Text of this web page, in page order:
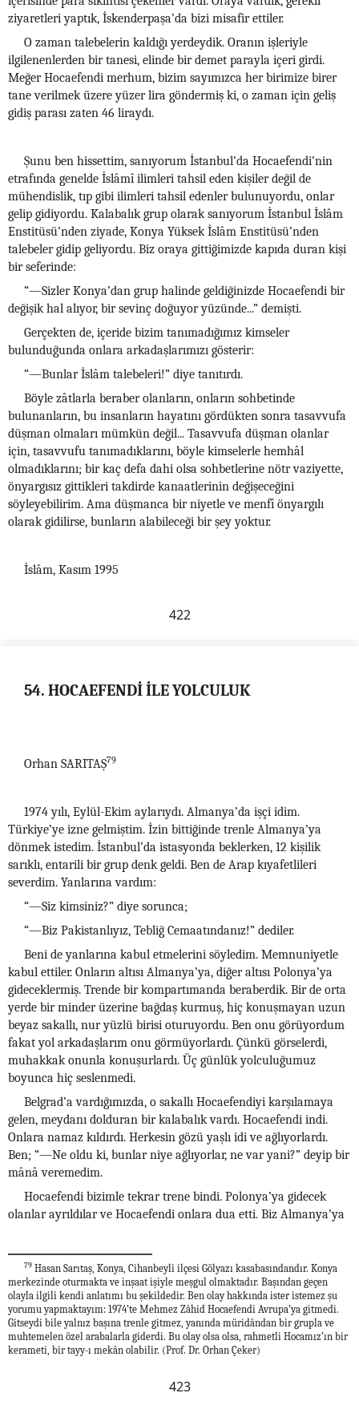
ziyaretleri yaptık, İskenderpaşa’da bizi misafir ettiler.
O zaman talebelerin kaldığı yerdeydik. Oranın işleriyle
ilgilenenlerden bir tanesi, elinde bir demet parayla içeri girdi.
Meğer Hocaefendi merhum, bizim sayımızca her birimize birer
tane verilmek üzere yüzer lira göndermiş ki, o zaman için geliş
gidiş parası zaten 46 liraydı.
Şunu ben hissettim, sanıyorum İstanbul’da Hocaefendi’nin
etrafında genelde İslâmî ilimleri tahsil eden kişiler değil de
mühendislik, tıp gibi ilimleri tahsil edenler bulunuyordu, onlar
gelip gidiyordu. Kalabalık grup olarak sanıyorum İstanbul İslâm
Enstitüsü’nden ziyade, Konya Yüksek İslâm Enstitüsü’nden
talebeler gidip geliyordu. Biz oraya gittiğimizde kapıda duran kişi
bir seferinde:
“—Sizler Konya’dan grup halinde geldiğinizde Hocaefendi bir
değişik hal alıyor, bir sevinç doğuyor yüzünde...” demişti.
Gerçekten de, içeride bizim tanımadığımız kimseler
bulunduğunda onlara arkadaşlarımızı gösterir:
“—Bunlar İslâm talebeleri!” diye tanıtırdı.
Böyle zâtlarla beraber olanların, onların sohbetinde
bulunanların, bu insanların hayatını gördükten sonra tasavvufa
düşman olmaları mümkün değil... Tasavvufa düşman olanlar
için, tasavvufu tanımadıklarını, böyle kimselerle hemhâl
olmadıklarını; bir kaç defa dahi olsa sohbetlerine nötr vaziyette,
önyargısız gittikleri takdirde kanaatlerinin değişeceğini
söyleyebilirim. Ama düşmanca bir niyetle ve menfî önyargılı
olarak gidilirse, bunların alabileceği bir şey yoktur.
İslâm, Kasım 1995
422
54. HOCAEFENDİ İLE YOLCULUK
Orhan SARITAŞ79
1974 yılı, Eylül-Ekim aylarıydı. Almanya’da işçi idim.
Türkiye’ye izne gelmiştim. İzin bittiğinde trenle Almanya’ya
dönmek istedim. İstanbul’da istasyonda beklerken, 12 kişilik
sarıklı, entarili bir grup denk geldi. Ben de Arap kıyafetlileri
severdim. Yanlarına vardım:
“—Siz kimsiniz?” diye sorunca;
“—Biz Pakistanlıyız, Tebliğ Cemaatındanız!” dediler.
Beni de yanlarına kabul etmelerini söyledim. Memnuniyetle
kabul ettiler. Onların altısı Almanya’ya, diğer altısı Polonya’ya
gideceklermiş. Trende bir kompartımanda beraberdik. Bir de orta
yerde bir minder üzerine bağdaş kurmuş, hiç konuşmayan uzun
beyaz sakallı, nur yüzlü birisi oturuyordu. Ben onu görüyordum
fakat yol arkadaşlarım onu görmüyorlardı. Çünkü görselerdi,
muhakkak onunla konuşurlardı. Üç günlük yolculuğumuz
boyunca hiç seslenmedi.
Belgrad’a vardığımızda, o sakallı Hocaefendiyi karşılamaya
gelen, meydanı dolduran bir kalabalık vardı. Hocaefendi indi.
Onlara namaz kıldırdı. Herkesin gözü yaşlı idi ve ağlıyorlardı.
Ben; “—Ne oldu ki, bunlar niye ağlıyorlar, ne var yani?” deyip bir
mânâ veremedim.
Hocaefendi bizimle tekrar trene bindi. Polonya’ya gidecek
olanlar ayrıldılar ve Hocaefendi onlara dua etti. Biz Almanya’ya
79 Hasan Sarıtaş, Konya, Cihanbeyli ilçesi Gölyazı kasabasındandır. Konya
merkezinde oturmakta ve inşaat işiyle meşgul olmaktadır. Başından geçen
olayla ilgili kendi anlatımı bu şekildedir. Ben olay hakkında ister istemez şu
yorumu yapmaktayım: 1974’te Mehmez Zâhid Hocaefendi Avrupa’ya gitmedi.
Gitseydi bile yalnız başına trenle gitmez, yanında müridândan bir grupla ve
muhtemelen özel arabalarla giderdi. Bu olay olsa olsa, rahmetli Hocamız’ın bir
kerameti, bir tayy-ı mekân olabilir. (Prof. Dr. Orhan Çeker)
423